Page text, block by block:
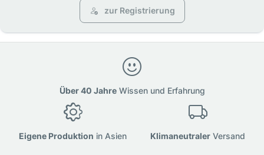
zur Registrierung
Über 40 JahreWissen und Erfahrung
Eigene Produktion in Asien Klimaneutraler Versand